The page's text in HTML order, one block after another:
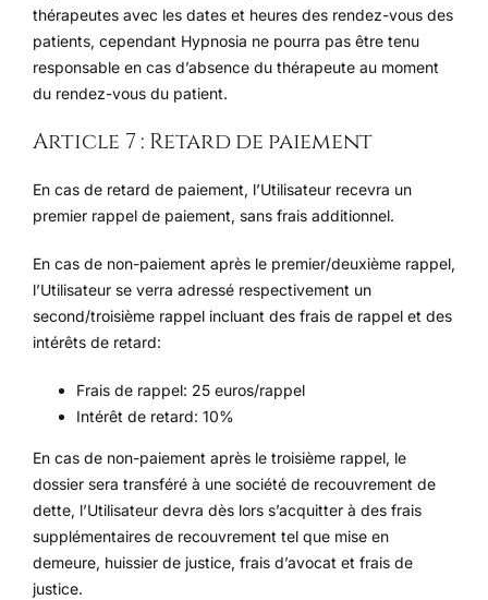
thérapeutes avec les dates et heures des rendez-vous des
patients, cependant Hypnosia ne pourra pas être tenu
responsable en cas d’absence du thérapeute au moment
du rendez-vous du patient.
Article 7 : Retard de paiement
En cas de retard de paiement, l’Utilisateur recevra un
premier rappel de paiement, sans frais additionnel.
En cas de non-paiement après le premier/deuxième rappel,
l’Utilisateur se verra adressé respectivement un
second/troisième rappel incluant des frais de rappel et des
intérêts de retard:
Frais de rappel: 25 euros/rappel
Intérêt de retard: 10%
En cas de non-paiement après le troisième rappel, le
dossier sera transféré à une société de recouvrement de
dette, l’Utilisateur devra dès lors s’acquitter à des frais
supplémentaires de recouvrement tel que mise en
demeure, huissier de justice, frais d’avocat et frais de
justice.